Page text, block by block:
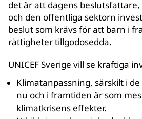
det är att dagens
och den offentliga sektorn
beslut som krävs för att barn i
rättigheter tillgodosedda.
UNICEF Sverige vill se kraftiga
Klimatanpassning, särskilt i
nu och i framtiden är som
klimatkrisens effekter.